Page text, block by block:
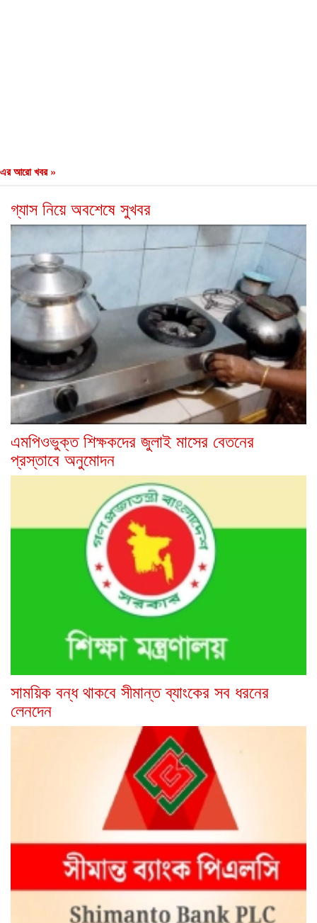
এর আরো খবর »
গ্যাস নিয়ে অবশেষে সুখবর
এমপিওভুক্ত শিক্ষকদের জুলাই মাসের বেতনের
প্রস্তাবে অনুমোদন
সাময়িক বন্ধ থাকবে সীমান্ত ব্যাংকের সব ধরনের
লেনদেন